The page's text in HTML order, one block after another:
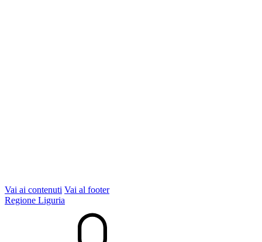
Vai ai contenuti Vai al footer
Regione Liguria